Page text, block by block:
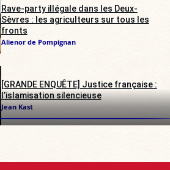
Rave-party illégale dans les Deux-
Sèvres : les agriculteurs sur tous les
fronts
Alienor de Pompignan
[GRANDE ENQUÊTE] Justice française :
l’islamisation silencieuse
Jean Kast